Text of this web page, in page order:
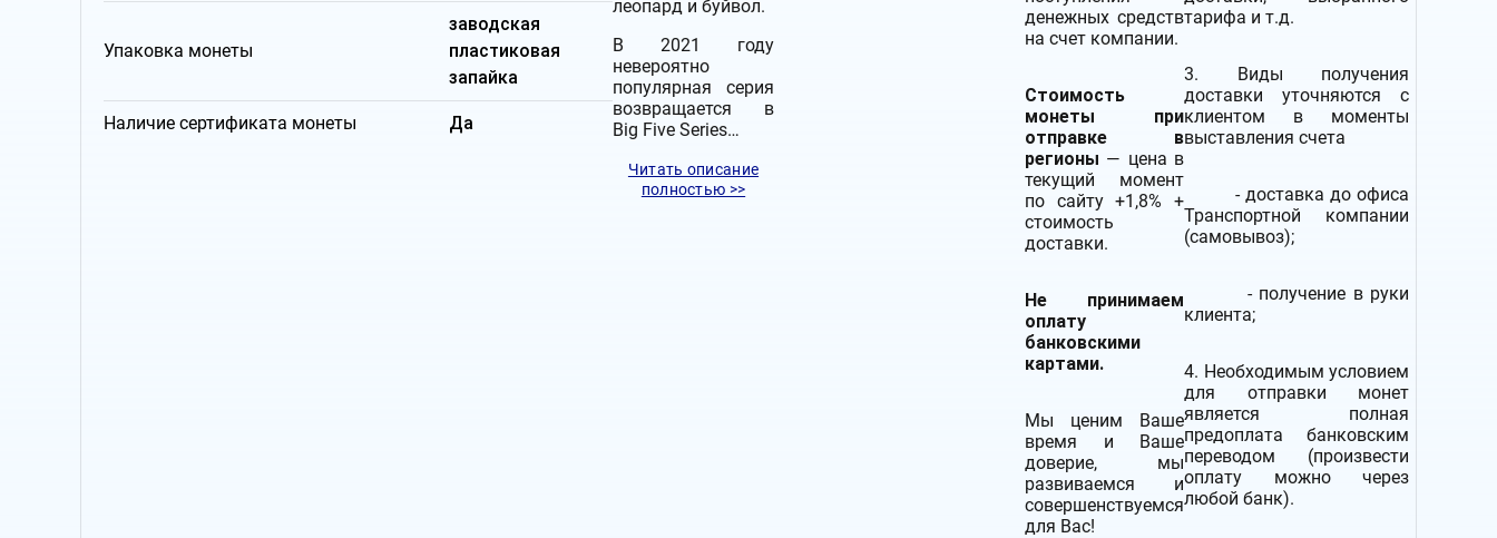
Упаковка монеты
заводская
пластиковая
запайка
Наличие сертификата монеты Да
леопард и буйвол.
В 2021 году
невероятно
популярная серия
возвращается в
Big Five Series…
Читать описание
полностью >>
денежных средств
на счет компании.
Стоимость
монеты при
отправке в
регионы — цена в
текущий момент
по сайту +1,8% +
стоимость
доставки.
Не принимаем
оплату
банковскими
картами.
Мы ценим Ваше
время и Ваше
доверие, мы
развиваемся и
совершенствуемся
для Вас!
тарифа и т.д.
3. Виды получения
доставки уточняются с
клиентом в моменты
выставления счета
- доставка до офиса
Транспортной компании
(самовывоз);
- получение в руки
клиента;
4. Необходимым условием
для отправки монет
является полная
предоплата банковским
переводом (произвести
оплату можно через
любой банк).